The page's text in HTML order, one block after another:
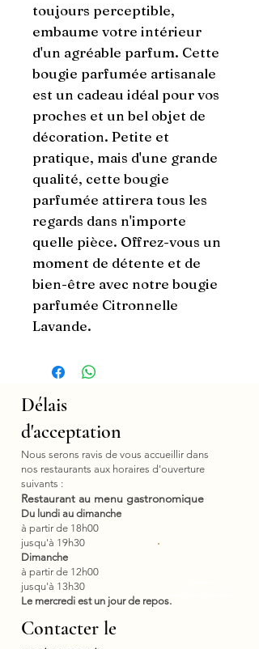
toujours perceptible,
embaume votre intérieur
d'un agréable parfum. Cette
bougie parfumée artisanale
est un cadeau idéal pour vos
proches et un bel objet de
décoration. Petite et
pratique, mais d'une grande
qualité, cette bougie
parfumée attirera tous les
regards dans n'importe
quelle pièce. Offrez-vous un
moment de détente et de
bien-être avec notre bougie
parfumée Citronnelle
Lavande.
Délais
d'acceptation
Nous serons ravis de vous accueillir dans
nos restaurants aux horaires d'ouverture
suivants :
Restaurant au menu gastronomique
Du lundi au dimanche
à partir de 18h00
jusqu'à 19h30
Dimanche
à partir de 12h00
jusqu'à 13h30
Le mercredi est un jour de repos.
Contacter le